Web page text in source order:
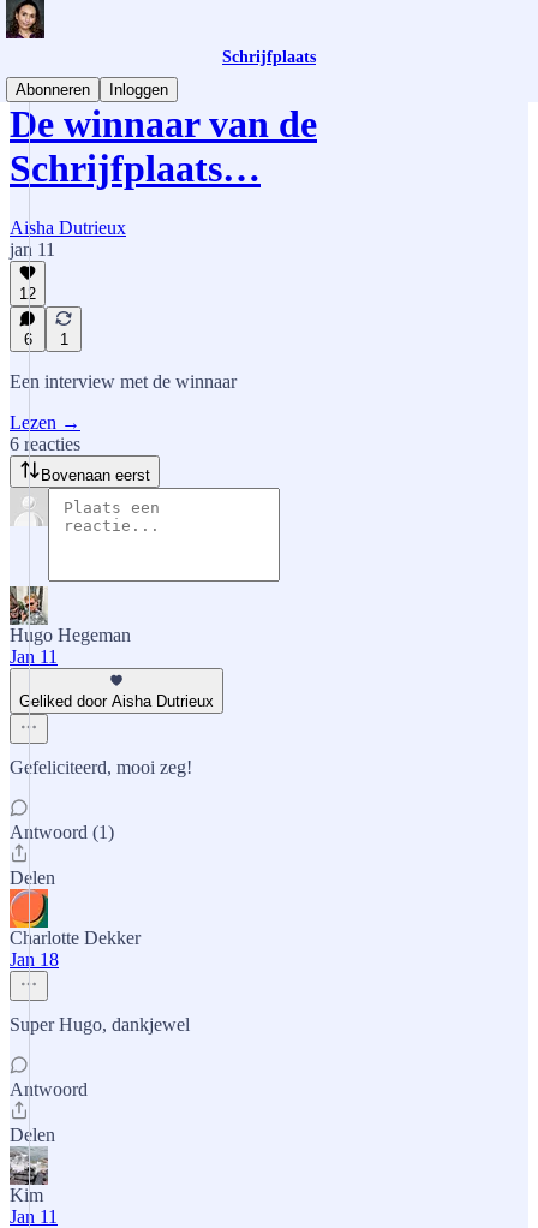
Schrijfplaats
Abonneren
Inloggen
De winnaar van de
Schrijfplaats…
Aisha Dutrieux
jan 11
12
6 1
Een interview met de winnaar
Lezen →
6 reacties
Bovenaan eerst
Hugo Hegeman
Jan 11
Geliked door Aisha Dutrieux
Gefeliciteerd, mooi zeg!
Antwoord (1)
Delen
Charlotte Dekker
Jan 18
Super Hugo, dankjewel
Antwoord
Delen
Kim
Jan 11